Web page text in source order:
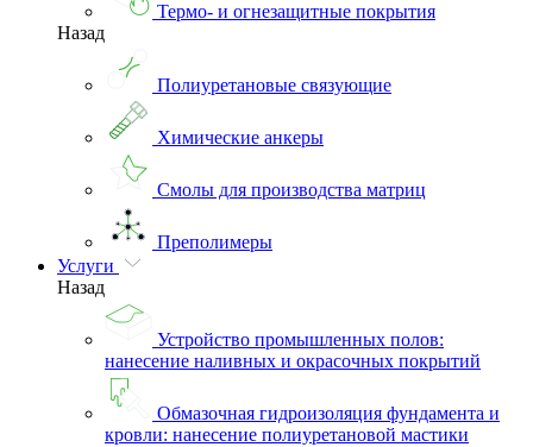
Термо- и огнезащитные покрытия
Назад
Полиуретановые связующие
Химические анкеры
Смолы для производства матриц
Преполимеры
Услуги
Назад
Устройство промышленных полов:
нанесение наливных и окрасочных покрытий
Обмазочная гидроизоляция фундамента и
кровли: нанесение полиуретановой мастики